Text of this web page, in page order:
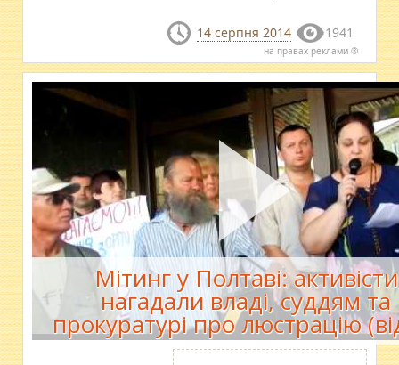
14 серпня 2014 1941
на правах реклами ®
Мітинг у Полтаві: активісти
нагадали владі, суддям та
прокуратурі про люстрацію